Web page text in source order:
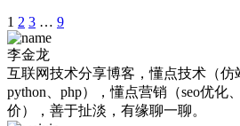
1 2 3 … 9
李金龙
互联网技术分享博客，懂点技术（仿
python、php），懂点营销（seo优化
价），善于扯淡，有缘聊一聊。